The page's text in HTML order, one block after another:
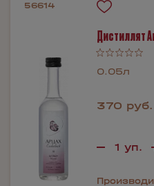
56614
Дистиллят
0.05л
370 руб.